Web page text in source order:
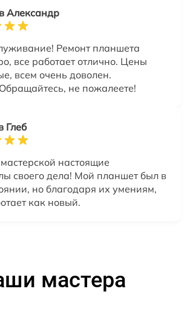
Александр
Ремонт планшета
все работает отлично. Цены
всем очень доволен.
не пожалеете!
Глеб
настоящие
своего дела! Мой планшет был в
но благодаря их умениям,
как новый.
мастера